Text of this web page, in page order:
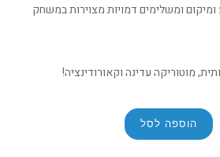
ומשלימים דמויות מצוירות במשחק
מוטוריקה עדינה וקאורודינציה!
הוספה לסל